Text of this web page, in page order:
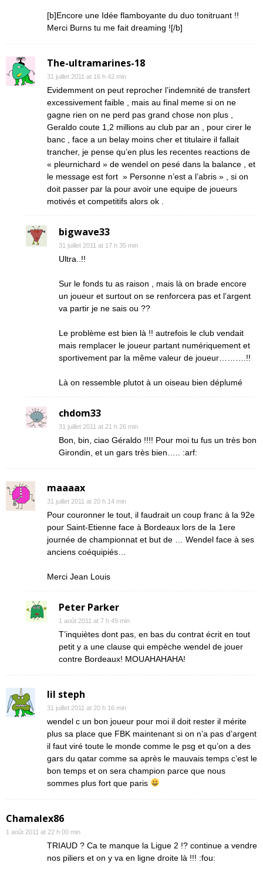
[b]Encore une Idée flamboyante du duo tonitruant !!
Merci Burns tu me fait dreaming ![/b]
The-ultramarines-18
31 juillet 2011 at 16 h 42 min
Evidemment on peut reprocher l’indemnité de transfert
excessivement faible , mais au final meme si on ne
gagne rien on ne perd pas grand chose non plus ,
Geraldo coute 1,2 millions au club par an , pour cirer le
banc , face a un belay moins cher et titulaire il fallait
trancher, je pense qu’en plus les recentes reactions de
« pleurnichard » de wendel on pesé dans la balance , et
le message est fort » Personne n’est a l’abris » , si on
doit passer par la pour avoir une equipe de joueurs
motivés et competitifs alors ok .
bigwave33
31 juillet 2011 at 17 h 35 min
Ultra..!!
Sur le fonds tu as raison , mais là on brade encore
un joueur et surtout on se renforcera pas et l’argent
va partir je ne sais ou ??
Le problème est bien là !! autrefois le club vendait
mais remplacer le joueur partant numériquement et
sportivement par la même valeur de joueur……….!!
Là on ressemble plutot à un oiseau bien déplumé
chdom33
31 juillet 2011 at 21 h 26 min
Bon, bin, ciao Géraldo !!!! Pour moi tu fus un très bon
Girondin, et un gars très bien….. :arf:
maaaax
31 juillet 2011 at 20 h 14 min
Pour couronner le tout, il faudrait un coup franc à la 92e
pour Saint-Etienne face à Bordeaux lors de la 1ere
journée de championnat et but de … Wendel face à ses
anciens coéquipiés…
Merci Jean Louis
Peter Parker
1 août 2011 at 7 h 49 min
T’inquiètes dont pas, en bas du contrat écrit en tout
petit y a une clause qui empèche wendel de jouer
contre Bordeaux! MOUAHAHAHA!
lil steph
31 juillet 2011 at 20 h 16 min
wendel c un bon joueur pour moi il doit rester il mérite
plus sa place que FBK maintenant si on n’a pas d’argent
il faut viré toute le monde comme le psg et qu’on a des
gars du qatar comme sa après le mauvais temps c’est le
bon temps et on sera champion parce que nous
sommes plus fort que paris
Chamalex86
1 août 2011 at 22 h 00 min
TRIAUD ? Ca te manque la Ligue 2 !? continue a vendre
nos piliers et on y va en ligne droite là !!! :fou: